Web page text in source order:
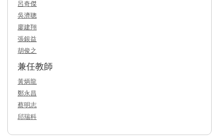
呂奇傑
吳濟聰
廖建翔
張銀益
胡俊之
兼任教師
黃炳龍
鄭永昌
蔡明志
邱瑞科